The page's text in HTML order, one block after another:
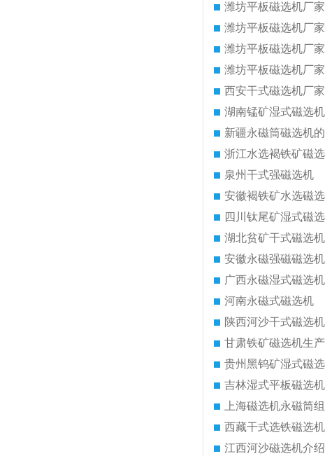
潍坊平板磁选机厂家
潍坊平板磁选机厂家
潍坊平板磁选机厂家
潍坊平板磁选机厂家
西安干式磁选机厂家
湖南锰矿湿式磁选机
新疆永磁筒磁选机
浙江水选褐铁矿磁
泉州干式强磁选机
安徽褐铁矿水选磁
四川钛尾矿湿式磁
湖北贫矿干式磁选机
安徽永磁强磁磁选机
广西永磁湿式磁选机
河南永磁式磁选机
陕西河沙干式磁选机
甘肃铁矿磁选机生
贵州黑钨矿湿式磁
吉林湿式平板磁选
上海磁选机永磁筒
西藏干式选铁磁选机
江西河沙磁选机介绍